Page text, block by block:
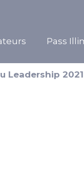
Pass
Leadership 2021